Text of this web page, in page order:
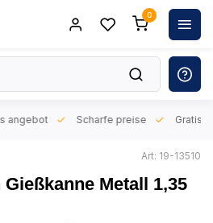
0
angebot Scharfe preise Gratis
Art: 19-13510
Metall 1,35